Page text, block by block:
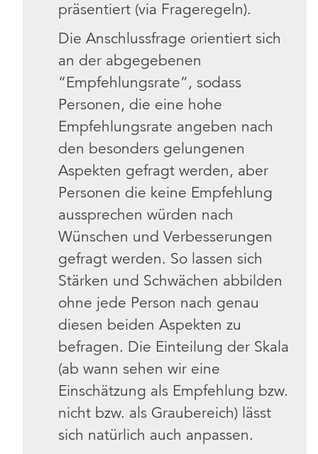
präsentiert (via Frageregeln).
Die Anschlussfrage orientiert sich
an der abgegebenen
“Empfehlungsrate”, sodass
Personen, die eine hohe
Empfehlungsrate angeben nach
den besonders gelungenen
Aspekten gefragt werden, aber
Personen die keine Empfehlung
aussprechen würden nach
Wünschen und Verbesserungen
gefragt werden. So lassen sich
Stärken und Schwächen abbilden
ohne jede Person nach genau
diesen beiden Aspekten zu
befragen. Die Einteilung der Skala
(ab wann sehen wir eine
Einschätzung als Empfehlung bzw.
nicht bzw. als Graubereich) lässt
sich natürlich auch anpassen.